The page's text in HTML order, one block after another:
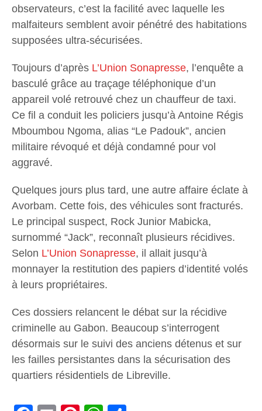
observateurs, c’est la facilité avec laquelle les
malfaiteurs semblent avoir pénétré des habitations
supposées ultra-sécurisées.
Toujours d’après L’Union Sonapresse, l’enquête a
basculé grâce au traçage téléphonique d’un
appareil volé retrouvé chez un chauffeur de taxi.
Ce fil a conduit les policiers jusqu’à Antoine Régis
Mboumbou Ngoma, alias “Le Padouk”, ancien
militaire révoqué et déjà condamné pour vol
aggravé.
Quelques jours plus tard, une autre affaire éclate à
Avorbam. Cette fois, des véhicules sont fracturés.
Le principal suspect, Rock Junior Mabicka,
surnommé “Jack”, reconnaît plusieurs récidives.
Selon L’Union Sonapresse, il allait jusqu’à
monnayer la restitution des papiers d’identité volés
à leurs propriétaires.
Ces dossiers relancent le débat sur la récidive
criminelle au Gabon. Beaucoup s’interrogent
désormais sur le suivi des anciens détenus et sur
les failles persistantes dans la sécurisation des
quartiers résidentiels de Libreville.